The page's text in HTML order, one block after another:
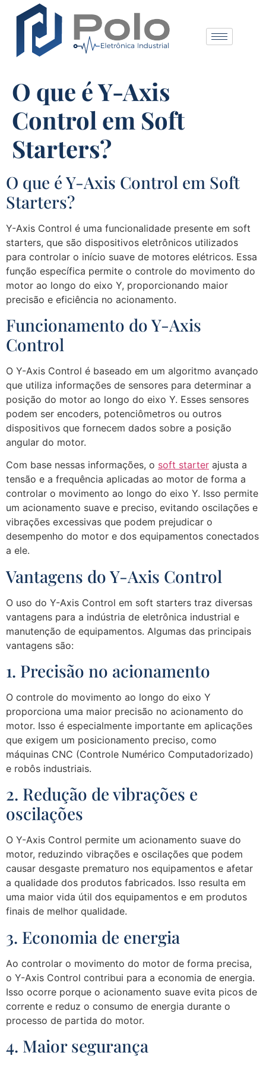
O que é Y-Axis
Control em Soft
Starters?
O que é Y-Axis Control em Soft
Starters?
Y-Axis Control é uma funcionalidade presente em soft
starters, que são dispositivos eletrônicos utilizados
para controlar o início suave de motores elétricos. Essa
função específica permite o controle do movimento do
motor ao longo do eixo Y, proporcionando maior
precisão e eficiência no acionamento.
Funcionamento do Y-Axis
Control
O Y-Axis Control é baseado em um algoritmo avançado
que utiliza informações de sensores para determinar a
posição do motor ao longo do eixo Y. Esses sensores
podem ser encoders, potenciômetros ou outros
dispositivos que fornecem dados sobre a posição
angular do motor.
Com base nessas informações, o soft starter ajusta a
tensão e a frequência aplicadas ao motor de forma a
controlar o movimento ao longo do eixo Y. Isso permite
um acionamento suave e preciso, evitando oscilações e
vibrações excessivas que podem prejudicar o
desempenho do motor e dos equipamentos conectados
a ele.
Vantagens do Y-Axis Control
O uso do Y-Axis Control em soft starters traz diversas
vantagens para a indústria de eletrônica industrial e
manutenção de equipamentos. Algumas das principais
vantagens são:
1. Precisão no acionamento
O controle do movimento ao longo do eixo Y
proporciona uma maior precisão no acionamento do
motor. Isso é especialmente importante em aplicações
que exigem um posicionamento preciso, como
máquinas CNC (Controle Numérico Computadorizado)
e robôs industriais.
2. Redução de vibrações e
oscilações
O Y-Axis Control permite um acionamento suave do
motor, reduzindo vibrações e oscilações que podem
causar desgaste prematuro nos equipamentos e afetar
a qualidade dos produtos fabricados. Isso resulta em
uma maior vida útil dos equipamentos e em produtos
finais de melhor qualidade.
3. Economia de energia
Ao controlar o movimento do motor de forma precisa,
o Y-Axis Control contribui para a economia de energia.
Isso ocorre porque o acionamento suave evita picos de
corrente e reduz o consumo de energia durante o
processo de partida do motor.
4. Maior segurança